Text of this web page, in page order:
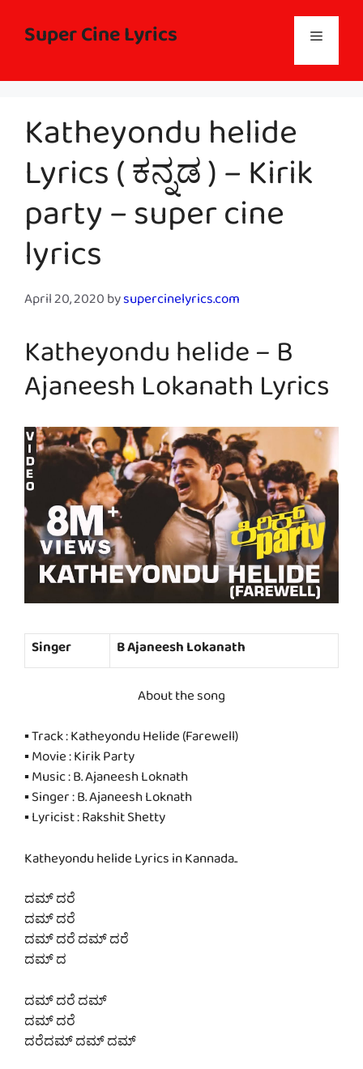
contentSuper Cine Lyrics Menu
Katheyondu helide
Lyrics ( ಕನ್ನಡ ) – Kirik
party – super cine
lyrics
April 20, 2020bysupercinelyrics.com
Katheyondu helide – B
Ajaneesh Lokanath Lyrics
Singer
B Ajaneesh Lokanath
About the song
▪ Track : Katheyondu Helide (Farewell)
▪ Movie : Kirik Party
▪ Music : B. Ajaneesh Loknath
▪ Singer : B. Ajaneesh Loknath
▪ Lyricist : Rakshit Shetty
Katheyondu helide Lyrics in Kannada..
ದಮ್ ದರೆ
ದಮ್ ದರೆ
ದಮ್ ದರೆ ದಮ್ ದರೆ
ದಮ್ ದ
ದಮ್ ದರೆ ದಮ್
ದಮ್ ದರೆ
ದರೆದಮ್ ದಮ್ ದಮ್